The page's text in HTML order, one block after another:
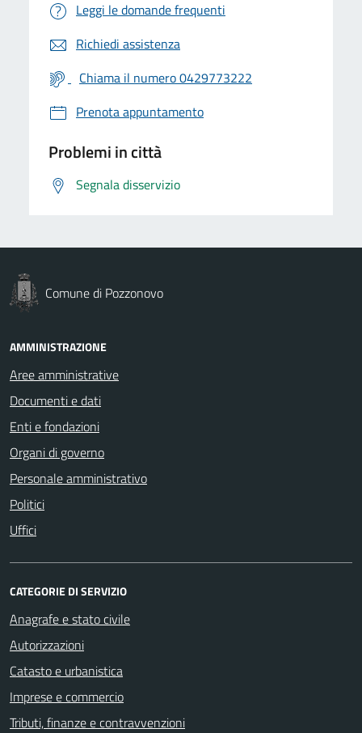
Leggi le domande frequenti
Richiedi assistenza
Chiama il numero 0429773222
Prenota appuntamento
Problemi in città
Segnala disservizio
Comune di Pozzonovo
AMMINISTRAZIONE
Aree amministrative
Documenti e dati
Enti e fondazioni
Organi di governo
Personale amministrativo
Politici
Uffici
CATEGORIE DI SERVIZIO
Anagrafe e stato civile
Autorizzazioni
Catasto e urbanistica
Imprese e commercio
Tributi, finanze e contravvenzioni